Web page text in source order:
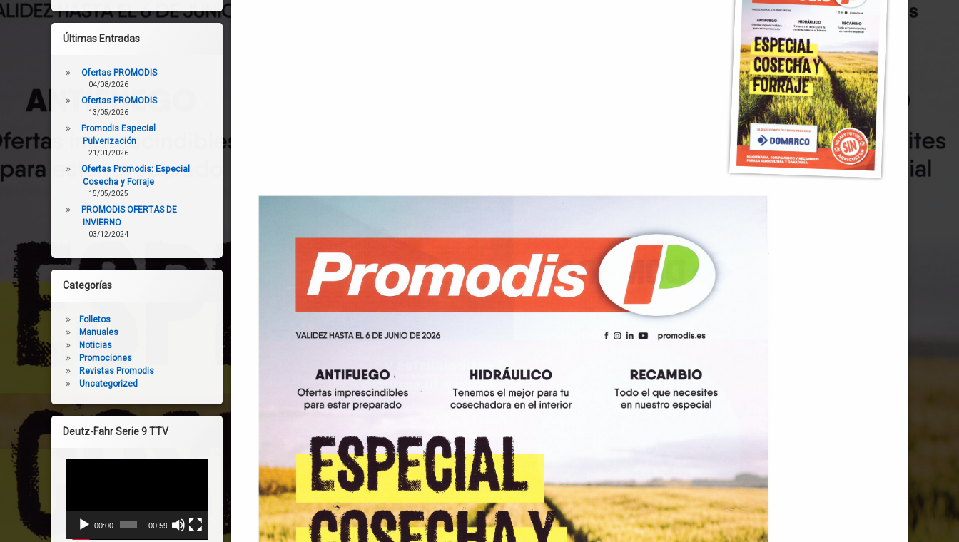
Últimas Entradas
Ofertas PROMODIS
04/08/2026
Ofertas PROMODIS
13/05/2026
Promodis Especial
Pulverización
21/01/2026
Ofertas Promodis: Especial
Cosecha y Forraje
15/05/2025
PROMODIS OFERTAS DE
INVIERNO
03/12/2024
Categorías
Folletos
Manuales
Noticias
Promociones
Revistas Promodis
Uncategorized
Deutz-Fahr Serie 9 TTV
00:00 00:59